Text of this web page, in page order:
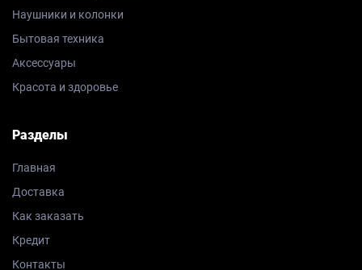
Наушники и колонки
Бытовая техника
Аксессуары
Красота и здоровье
Разделы
Главная
Доставка
Как заказать
Кредит
Контакты